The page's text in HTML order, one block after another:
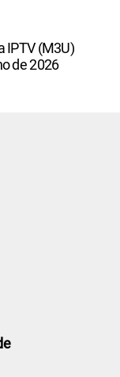
IPTV (M3U)
de 2026